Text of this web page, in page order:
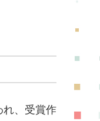
れ、受賞作